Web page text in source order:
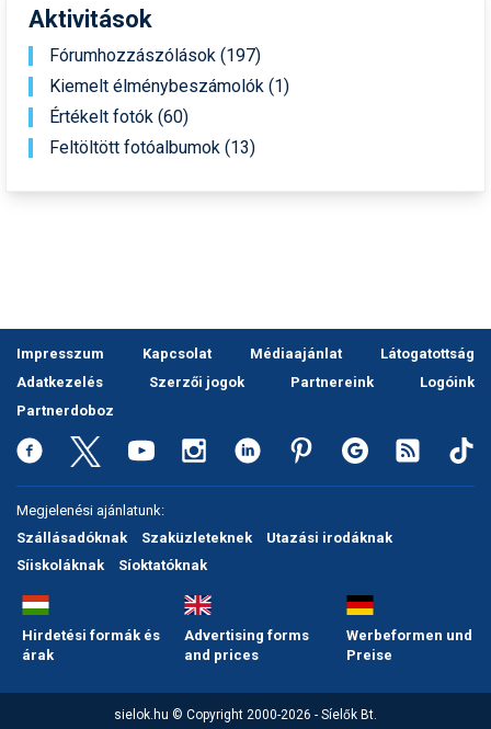
Aktivitások
Fórumhozzászólások (197)
Kiemelt élménybeszámolók (1)
Értékelt fotók (60)
Feltöltött fotóalbumok (13)
Impresszum Kapcsolat Médiaajánlat
Látogatottság
Adatkezelés
Szerzői jogok Partnereink
Logóink
Partnerdoboz
Megjelenési ajánlatunk:
Szállásadóknak
Szaküzleteknek
Utazási irodáknak
Síiskoláknak
Síoktatóknak
Hirdetési formák és
árak
Advertising forms
and prices
Werbeformen und
Preise
sielok.hu © Copyright 2000-2026 - Síelők Bt.